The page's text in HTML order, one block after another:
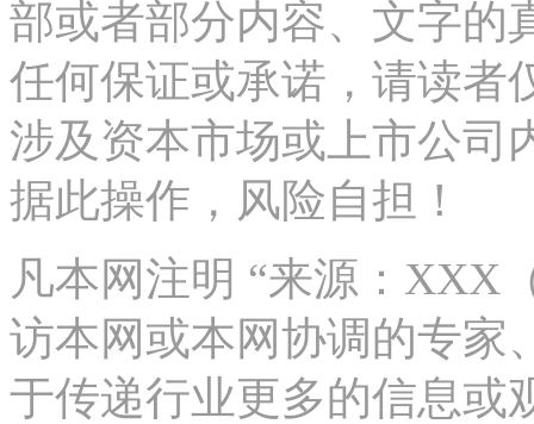
部或者部分内容、文字的
任何保证或承诺，请读者
涉及资本市场或上市公司
据此操作，风险自担！
凡本网注明 “来源：XXX
访本网或本网协调的专家
于传递行业更多的信息或